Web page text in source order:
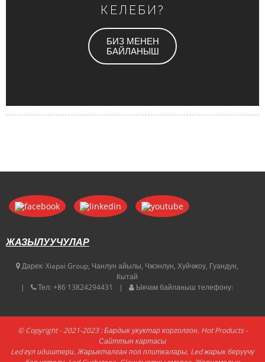
КЕЛЕБИ?
БИЗ МЕНЕН
БАЙЛАНЫШ
ЖАЗЫЛУУЧУЛАР
Дарек: Xiapai Group, Чанлун айылы, Чжэнлун, Хуйчжоу, Гуандун,
Кытай
Тел: +86 13824294431 Ыкчам байланыш телефону:
© Copyright - 2021-2023 : Бардык укуктар корголгон. Hot Products-
Сайттын картасы
Led гүл идиштери,Жарыкталган пол плиткалары, Led жарык берүүчү